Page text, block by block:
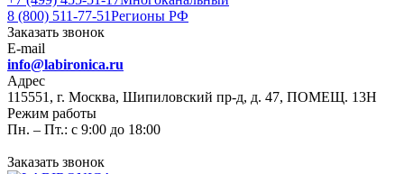
8 (800) 511-77-51Регионы РФ
Заказать звонок
E-mail
info@labironica.ru
Адрес
115551, г. Москва, Шипиловский пр-д, д. 47, ПОМЕЩ. 13Н
Режим работы
Пн. – Пт.: с 9:00 до 18:00
Заказать звонок